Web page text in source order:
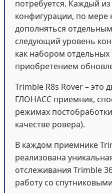
потребуется. Каждый
конфигурации, по
дополняться
следующий уровень
как набором отдельных
приобретением
Trimble R8s Rover – это
ГЛОНАСС приемник,
режимах
качестве ровера).
В каждом приемнике
реализована
отслеживания Trimble
работу со